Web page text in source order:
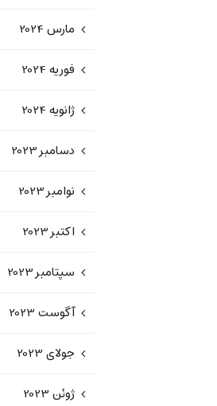
مارس 2024
فوریه 2024
ژانویه 2024
دسامبر 2023
نوامبر 2023
اکتبر 2023
سپتامبر 2023
آگوست 2023
جولای 2023
ژوئن 2023